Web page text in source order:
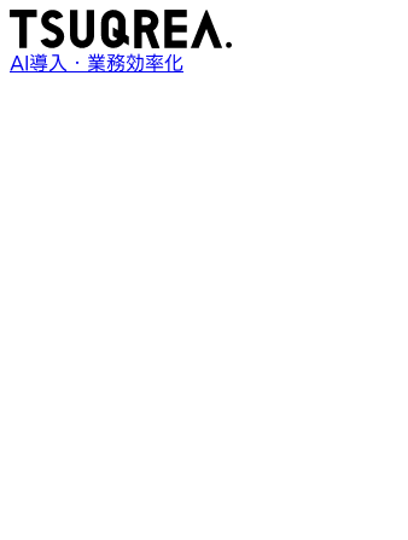
AI導入・業務効率化